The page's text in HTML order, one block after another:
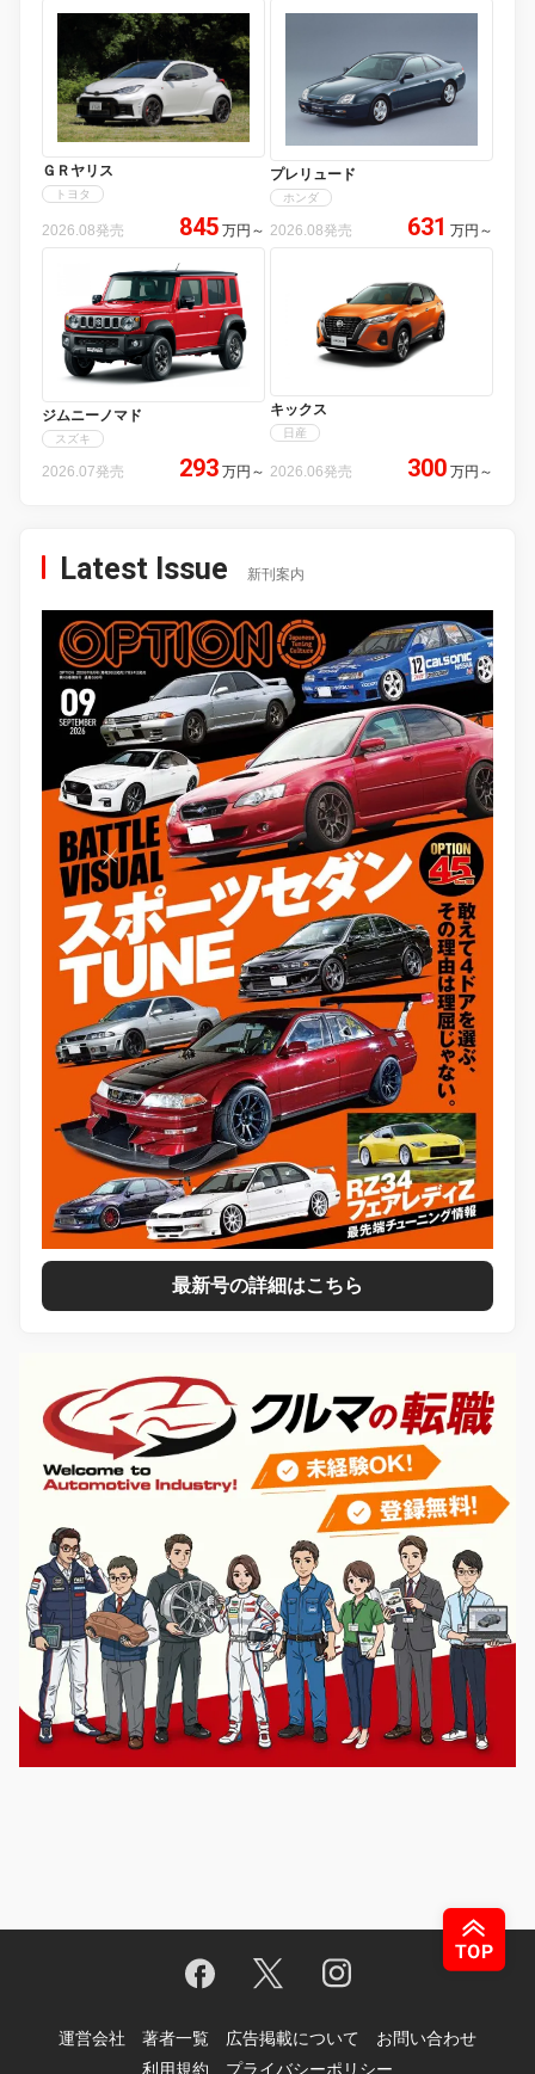
ＧＲヤリス
トヨタ
2026.08発売 845 万円 ～
プレリュード
ホンダ
2026.08発売 631 万円 ～
ジムニーノマド
スズキ
2026.07発売 293 万円 ～
キックス
日産
2026.06発売 300 万円 ～
Latest Issue 新刊案内
最新号の詳細はこちら
運営会社 著者一覧 広告掲載について
お問い合わせ
利用規約
プライバシーポリシー